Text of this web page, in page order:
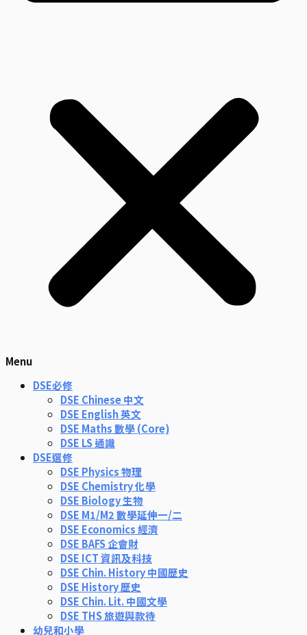
Menu
DSE必修
DSE Chinese 中文
DSE English 英文
DSE Maths 數學 (Core)
DSE LS 通識
DSE選修
DSE Physics 物理
DSE Chemistry 化學
DSE Biology 生物
DSE M1/M2 數學延伸一/二
DSE Economics 經濟
DSE BAFS 企會財
DSE ICT 資訊及科技
DSE Chin. History 中國歷史
DSE History 歷史
DSE Chin. Lit. 中國文學
DSE THS 旅遊與款待
幼兒和小學